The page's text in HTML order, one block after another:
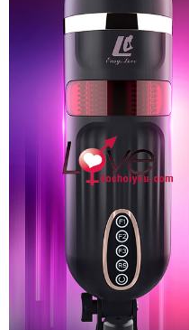
FreeLander